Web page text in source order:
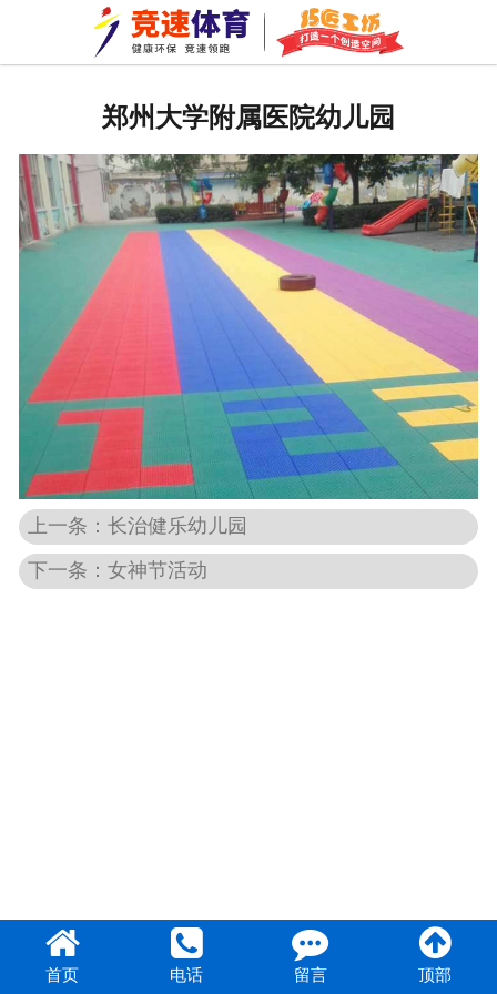
网站首页
巧匠工坊
新闻资讯
成功案例
公司环境
车间一角
郑州大学附属医院幼儿园
上一条：长治健乐幼儿园
下一条：女神节活动
首页 电话 留言 顶部